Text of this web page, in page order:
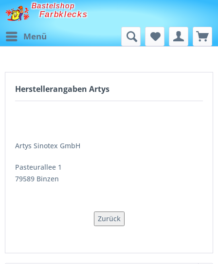
Bastelshop
Farbklecks
Menü
Herstellerangaben Artys
Artys Sinotex GmbH
Pasteurallee 1
79589 Binzen
Zurück